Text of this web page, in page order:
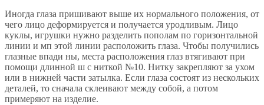
Иногда глаза пришивают выше их нормального положения, от
чего лицо деформируется и получается уродливым. Лицо
куклы, игрушки нужно разделить пополам по горизонтальной
линии и мп этой линии расположить глаза. Чтобы получились
глазные впади ны, места расположения глаз втягивают при
помощи длинной ш с ниткой №10. Нитку закрепляют за ухом
или в нижней части затылка. Если глаза состоят из нескольких
деталей, то сначала склеивают между собой, а потом
примеряют на изделие.